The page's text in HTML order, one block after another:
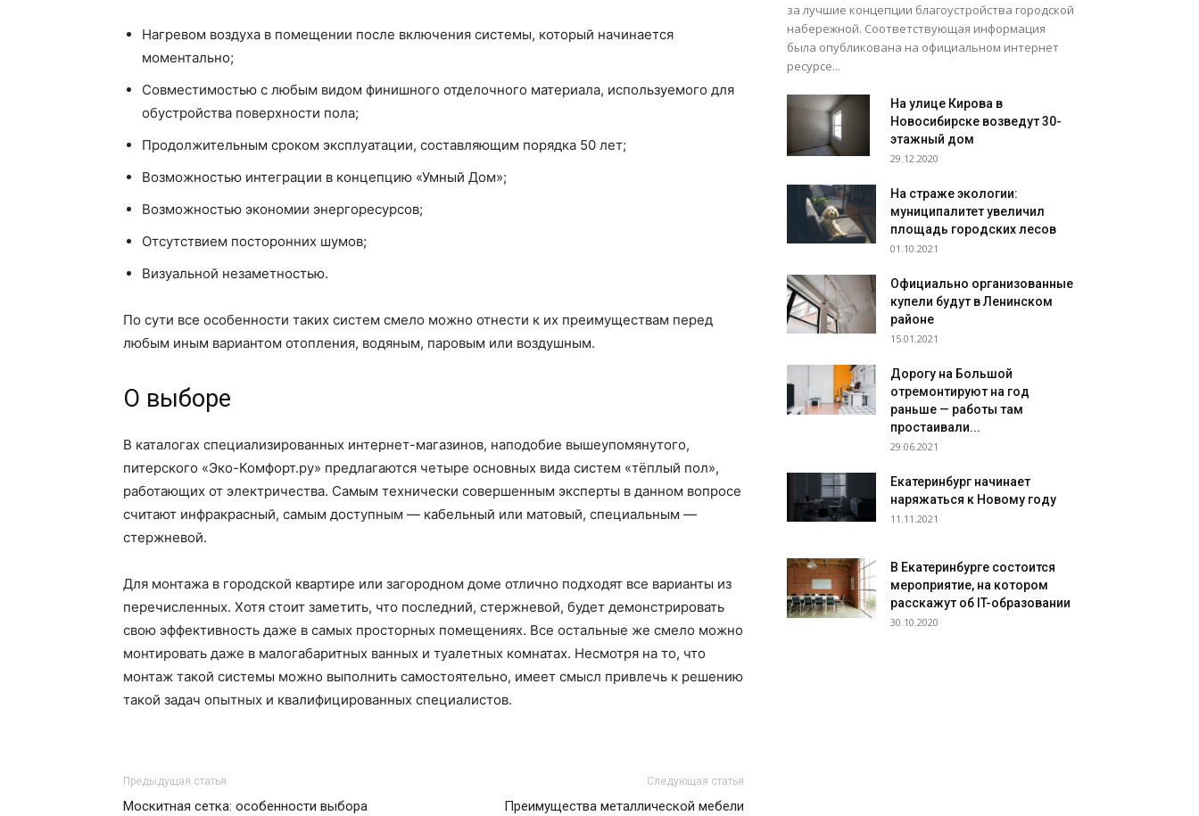
Нагревом воздуха в помещении после включения системы, который начинается
моментально;
Совместимостью с любым видом финишного отделочного материала, используемого для
обустройства поверхности пола;
Продолжительным сроком эксплуатации, составляющим порядка 50 лет;
Возможностью интеграции в концепцию «Умный Дом»;
Возможностью экономии энергоресурсов;
Отсутствием посторонних шумов;
Визуальной незаметностью.
По сути все особенности таких систем смело можно отнести к их преимуществам перед
любым иным вариантом отопления, водяным, паровым или воздушным.
О выборе
В каталогах специализированных интернет-магазинов, наподобие вышеупомянутого,
питерского «Эко-Комфорт.ру» предлагаются четыре основных вида систем «тёплый пол»,
работающих от электричества. Самым технически совершенным эксперты в данном вопросе
считают инфракрасный, самым доступным — кабельный или матовый, специальным —
стержневой.
Для монтажа в городской квартире или загородном доме отлично подходят все варианты из
перечисленных. Хотя стоит заметить, что последний, стержневой, будет демонстрировать
свою эффективность даже в самых просторных помещениях. Все остальные же смело можно
монтировать даже в малогабаритных ванных и туалетных комнатах. Несмотря на то, что
монтаж такой системы можно выполнить самостоятельно, имеет смысл привлечь к решению
такой задач опытных и квалифицированных специалистов.
Предыдущая статья
Москитная сетка: особенности выбора
Следующая статья
Преимущества металлической мебели
за лучшие концепции благоустройства городской
набережной. Соответствующая информация
была опубликована на официальном интернет
ресурсе...
На улице Кирова в
Новосибирске возведут 30-
этажный дом
29.12.2020
На страже экологии:
муниципалитет увеличил
площадь городских лесов
01.10.2021
Официально организованные
купели будут в Ленинском
районе
15.01.2021
Дорогу на Большой
отремонтируют на год
раньше — работы там
простаивали...
29.06.2021
Екатеринбург начинает
наряжаться к Новому году
11.11.2021
В Екатеринбурге состоится
мероприятие, на котором
расскажут об IT-образовании
30.10.2020